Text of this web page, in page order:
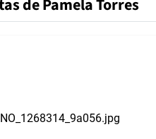
de Pamela Torres